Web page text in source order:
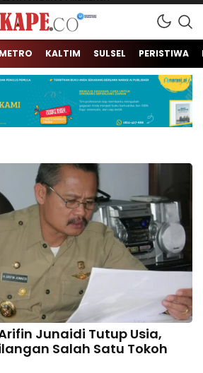
Tekape.co
Informasi Kita
METRO KALTIM SULSEL PERISTIWA
Junaidi Tutup Usia,
Salah Satu Tokoh